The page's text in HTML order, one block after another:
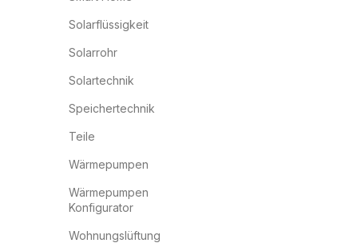
Solarflüssigkeit
Solarrohr
Solartechnik
Speichertechnik
Teile
Wärmepumpen
Wärmepumpen
Konfigurator
Wohnungslüftung